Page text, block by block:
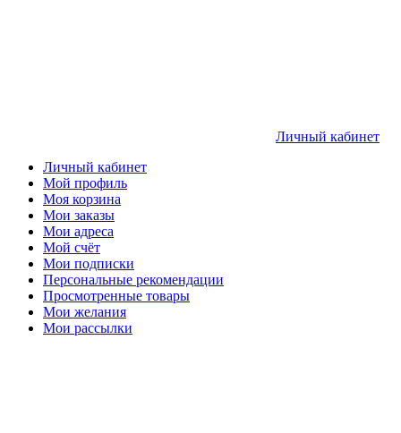
Личный кабинет
Личный кабинет
Мой профиль
Моя корзина
Мои заказы
Мои адреса
Мой счёт
Мои подписки
Персональные рекомендации
Просмотренные товары
Мои желания
Мои рассылки